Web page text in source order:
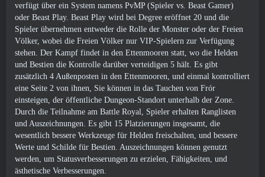
verfügt über ein System namens PvMP (Spieler vs. Beast Gamer)
oder Beast Play. Beast Play wird bei Degree eröffnet 20 und die
Spieler übernehmen entweder die Rolle der Monster oder der Freien
Völker, wobei die Freien Völker nur VIP-Spielern zur Verfügung
stehen. Der Kampf findet in den Ettenmooren statt, wo die Helden
und Bestien die Kontrolle darüber verteidigen 5 hält. Es gibt
zusätzlich 4 Außenposten in den Ettenmooren, und einmal kontrolliert
eine Seite 2 von ihnen, Sie können in das Tauchen von Frór
einsteigen, der öffentliche Dungeon-Standort unterhalb der Zone.
Durch die Teilnahme am Battle Royal, Spieler erhalten Ranglisten
und Auszeichnungen. Es gibt 15 Platzierungen insgesamt, die
wesentlich bessere Werkzeuge für Helden freischalten, und bessere
Werte und Schilde für Bestien. Auszeichnungen können genutzt
werden, um Statusverbesserungen zu erzielen, Fähigkeiten, und
ästhetische Verbesserungen.